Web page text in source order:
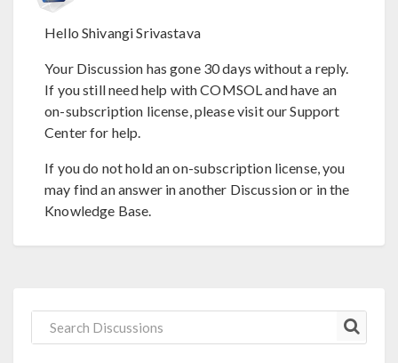
Hello Shivangi Srivastava
Your Discussion has gone 30 days without a reply.
If you still need help with COMSOL and have an
on-subscription license, please visit our Support
Center for help.
If you do not hold an on-subscription license, you
may find an answer in another Discussion or in the
Knowledge Base.